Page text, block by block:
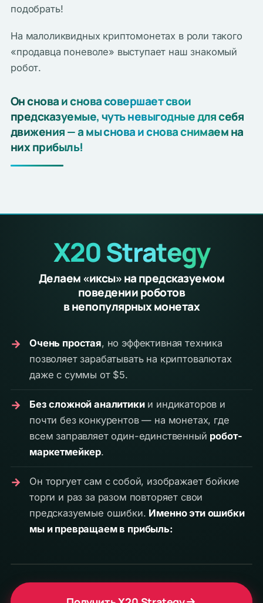
подобрать!
На малоликвидных криптомонетах в роли такого
«продавца поневоле» выступает наш знакомый
робот.
Он снова и снова совершает свои
предсказуемые, чуть невыгодные для себя
движения — а мы снова и снова снимаем на
них прибыль!
X20 Strategy
Делаем «иксы» на предсказуемом
поведении роботов
в непопулярных монетах
→ Очень простая, но эффективная техника
позволяет зарабатывать на криптовалютах
даже с суммы от $5.
→ Без сложной аналитикии индикаторов и
почти без конкурентов — на монетах, где
всем заправляет один-единственный робот-
маркетмейкер.
→
Он торгует сам с собой, изображает бойкие
торги и раз за разом повторяет свои
предсказуемые ошибки. Именно эти ошибки
мы и превращаем в прибыль: